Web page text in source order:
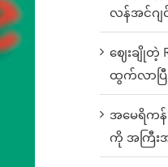
လန်အင်ဂျ
ဈေးချိုတဲ့
ထွက်လာပြီ
အမေရိက
ကို အကြီး